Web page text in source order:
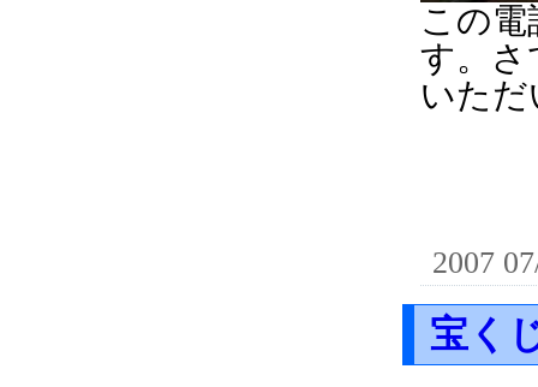
この
す。さ
いた
2007
宝く